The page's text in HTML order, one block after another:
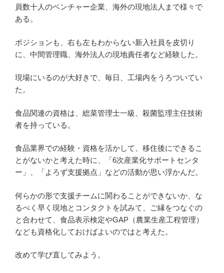
員数十人のベンチャー企業、海外の現地法人まで様々で
ある。
ポジションも、右も左もわからない新入社員を皮切り
に、中間管理職、海外法人の現地責任者など経験した。
現場にいるのが大好きで、毎日、工場内をうろついてい
た。
食品関連の資格は、総菜管理士一級、殺菌監理主任技術
者を持っている。
食品業界での経験・資格を活かして、移住後にできるこ
とがないかと考えた時に、「6次産業化サポートセンタ
ー」、「よろず支援拠点」などの活動が思い浮かんだ。
何らかの形で支援チームに関わることができないか、な
るべく早く現地とコンタクトを試みて、ご縁をつなぐの
と合わせて、食品表示検定やGAP（農業生産工程管理）
なども資格化しておけばよいのではと考えた。
改めて学び直してみよう。